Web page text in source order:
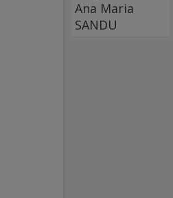
Ana Maria
SANDU